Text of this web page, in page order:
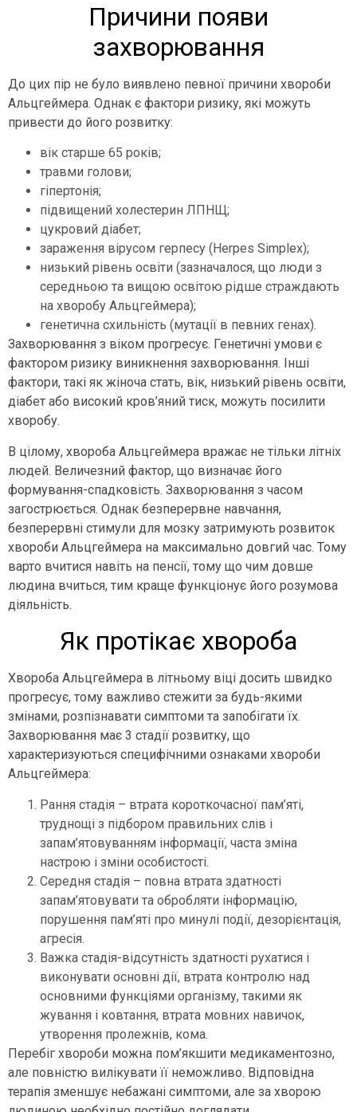
Причини появи
захворювання
До цих пір не було виявлено певної причини хвороби
Альцгеймера. Однак є фактори ризику, які можуть
привести до його розвитку:
вік старше 65 років;
травми голови;
гіпертонія;
підвищений холестерин ЛПНЩ;
цукровий діабет;
зараження вірусом герпесу (Herpes Simplex);
низький рівень освіти (зазначалося, що люди з
середньою та вищою освітою рідше страждають
на хворобу Альцгеймера);
генетична схильність (мутації в певних генах).
Захворювання з віком прогресує. Генетичні умови є
фактором ризику виникнення захворювання. Інші
фактори, такі як жіноча стать, вік, низький рівень освіти,
діабет або високий кров’яний тиск, можуть посилити
хворобу.
В цілому, хвороба Альцгеймера вражає не тільки літніх
людей. Величезний фактор, що визначає його
формування-спадковість. Захворювання з часом
загострюється. Однак безперервне навчання,
безперервні стимули для мозку затримують розвиток
хвороби Альцгеймера на максимально довгий час. Тому
варто вчитися навіть на пенсії, тому що чим довше
людина вчиться, тим краще функціонує його розумова
діяльність.
Як протікає хвороба
Хвороба Альцгеймера в літньому віці досить швидко
прогресує, тому важливо стежити за будь-якими
змінами, розпізнавати симптоми та запобігати їх.
Захворювання має 3 стадії розвитку, що
характеризуються специфічними ознаками хвороби
Альцгеймера:
Рання стадія – втрата короткочасної пам’яті,
труднощі з підбором правильних слів і
запам’ятовуванням інформації, часта зміна
настрою і зміни особистості.
Середня стадія – повна втрата здатності
запам’ятовувати та обробляти інформацію,
порушення пам’яті про минулі події, дезорієнтація,
агресія.
Важка стадія-відсутність здатності рухатися і
виконувати основні дії, втрата контролю над
основними функціями організму, такими як
жування і ковтання, втрата мовних навичок,
утворення пролежнів, кома.
Перебіг хвороби можна пом’якшити медикаментозно,
але повністю вилікувати її неможливо. Відповідна
терапія зменшує небажані симптоми, але за хворою